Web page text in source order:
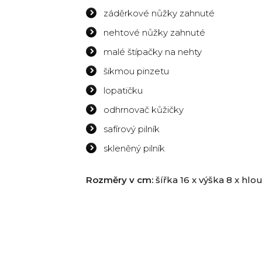
záděrkové nůžky zahnuté
nehtové nůžky zahnuté
malé štípačky na nehty
šikmou pinzetu
lopatičku
odhrnovač kůžičky
safírový pilník
skleněný pilník
Rozměry v cm: šířka 16 x výška 8 x